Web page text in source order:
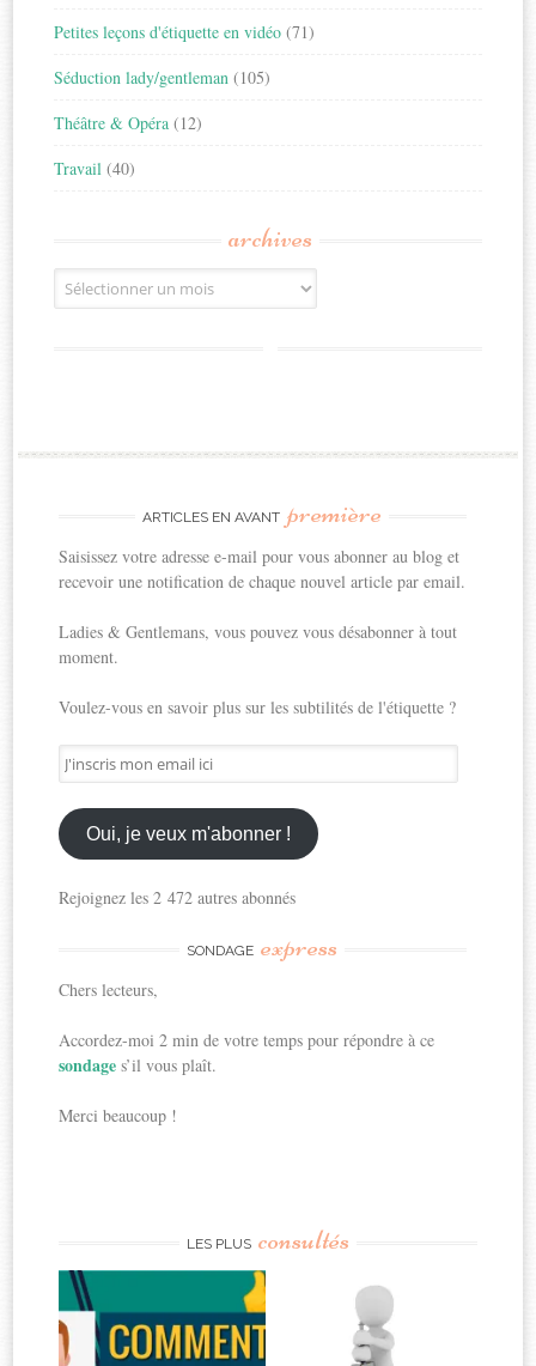
Petites leçons d'étiquette en vidéo (71)
Séduction lady/gentleman (105)
Théâtre & Opéra (12)
Travail (40)
archives
Archives
ARTICLES EN AVANT première
Saisissez votre adresse e-mail pour vous abonner au blog et
recevoir une notification de chaque nouvel article par email.
Ladies & Gentlemans, vous pouvez vous désabonner à tout
moment.
Voulez-vous en savoir plus sur les subtilités de l'étiquette ?
J'inscris
mon
email
ici
Oui, je veux m'abonner !
Rejoignez les 2 472 autres abonnés
SONDAGE express
Chers lecteurs,
Accordez-moi 2 min de votre temps pour répondre à ce
sondages’il vous plaît.
Merci beaucoup !
LES PLUS consultés